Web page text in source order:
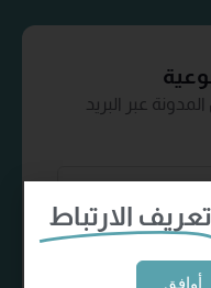
عبر البريد
تعريف الارتباط
أوافق